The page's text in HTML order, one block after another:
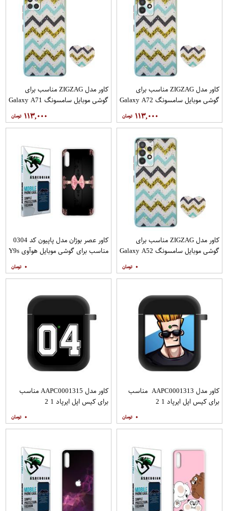
کاور مدل ZIGZAG مناسب برای
گوشی موبایل سامسونگ Galaxy A72
۱۱۳,۰۰۰
کاور مدل ZIGZAG مناسب برای
گوشی موبایل سامسونگ Galaxy A71
۱۱۳,۰۰۰
کاور مدل ZIGZAG مناسب برای
گوشی موبایل سامسونگ Galaxy A52
۰
کاور عصر بوژان مدل پاپیون کد 0304
مناسب برای گوشی موبایل هوآوی Y9s
۰
کاور مدل AAPC0001313 مناسب
برای کیس اپل ایرپاد 1 2
۰
کاور مدل AAPC0001315 مناسب
برای کیس اپل ایرپاد 1 2
۰